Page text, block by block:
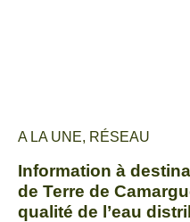
A LA UNE, RÉSEAU
Information à
de Terre de
qualité de l’eau